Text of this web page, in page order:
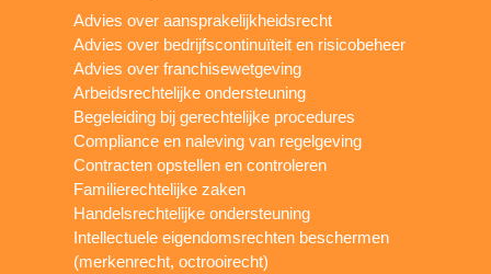
Advies over aansprakelijkheidsrecht
Advies over bedrijfscontinuïteit en risicobeheer
Advies over franchisewetgeving
Arbeidsrechtelijke ondersteuning
Begeleiding bij gerechtelijke procedures
Compliance en naleving van regelgeving
Contracten opstellen en controleren
Familierechtelijke zaken
Handelsrechtelijke ondersteuning
Intellectuele eigendomsrechten beschermen
(merkenrecht, octrooirecht)